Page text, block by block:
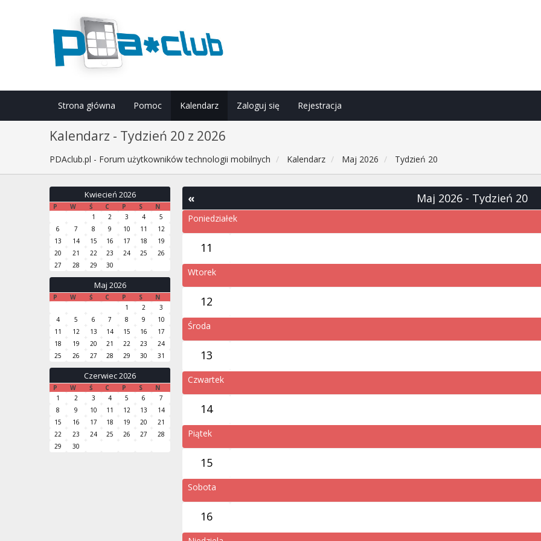
Strona główna Pomoc Kalendarz Zaloguj się Rejestracja
Kalendarz - Tydzień 20 z 2026
PDAclub.pl - Forum użytkowników technologii mobilnych Kalendarz Maj 2026 Tydzień 20
Kwiecień 2026
P W Ś C P S
N
1
2 3 4
5
6
7 8 9 10 11
12
13
14 15 16 17 18
19
20
21 22 23 24 25
26
27
28 29 30
Maj 2026
P W Ś C P S
N
1
2
3
4
5 6 7 8 9
10
11
12 13 14 15 16
17
18
19 20 21 22 23
24
25
26 27 28 29 30 31
Czerwiec 2026
P W Ś C P S
N
1
2 3 4 5 6
7
8
9 10 11 12 13
14
15
16 17 18 19 20
21
22
23 24 25 26 27
28
29
30
« Maj 2026 - Tydzień 20
Poniedziałek
11
Wtorek
12
Środa
13
Czwartek
14
Piątek
15
Sobota
16